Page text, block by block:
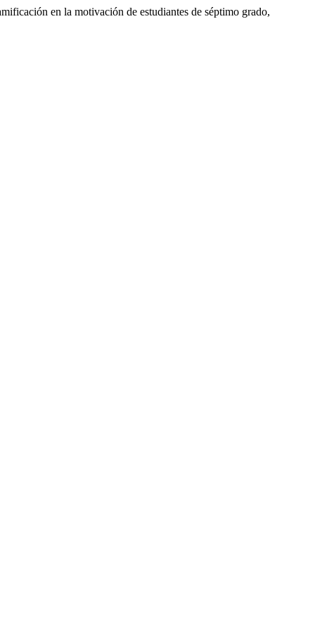
en la motivación de estudiantes de séptimo grado,